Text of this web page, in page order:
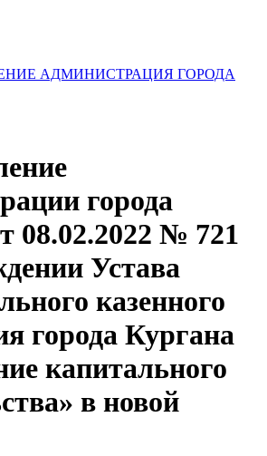
АДМИНИСТРАЦИЯ ГОРОДА
города
08.02.2022 № 721
Устава
казенного
города Кургана
капитального
в новой